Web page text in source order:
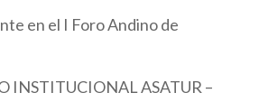
en el I Foro Andino de
INSTITUCIONAL ASATUR –